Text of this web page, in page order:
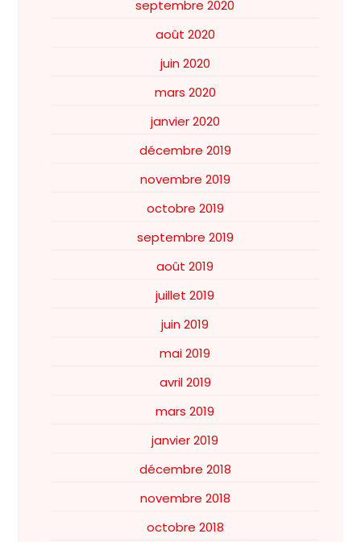
septembre 2020
août 2020
juin 2020
mars 2020
janvier 2020
décembre 2019
novembre 2019
octobre 2019
septembre 2019
août 2019
juillet 2019
juin 2019
mai 2019
avril 2019
mars 2019
janvier 2019
décembre 2018
novembre 2018
octobre 2018